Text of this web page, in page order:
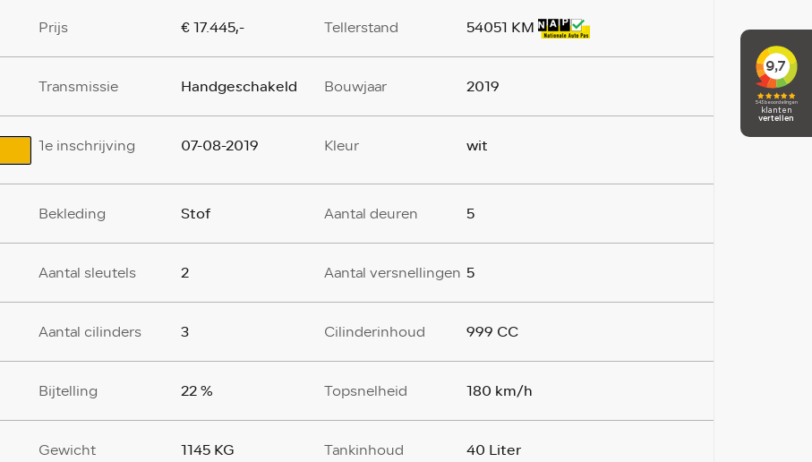
Prijs € 17.445,- Tellerstand 54051 KM
Transmissie Handgeschakeld Bouwjaar 2019
1e inschrijving 07-08-2019 Kleur wit
Bekleding Stof Aantal deuren 5
Aantal sleutels 2 Aantal versnellingen 5
Aantal cilinders 3 Cilinderinhoud 999 CC
Bijtelling 22 % Topsnelheid 180 km/h
Gewicht 1145 KG Tankinhoud 40 Liter